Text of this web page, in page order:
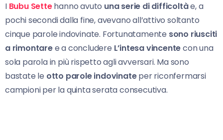
I Bubu Settehanno avuto una serie di difficoltàe, a
pochi secondi dalla fine, avevano all’attivo soltanto
cinque parole indovinate. Fortunatamente sono riusciti
a rimontaree a concludere L’intesa vincentecon una
sola parola in più rispetto agli avversari. Ma sono
bastate le otto parole indovinateper riconfermarsi
campioni per la quinta serata consecutiva.